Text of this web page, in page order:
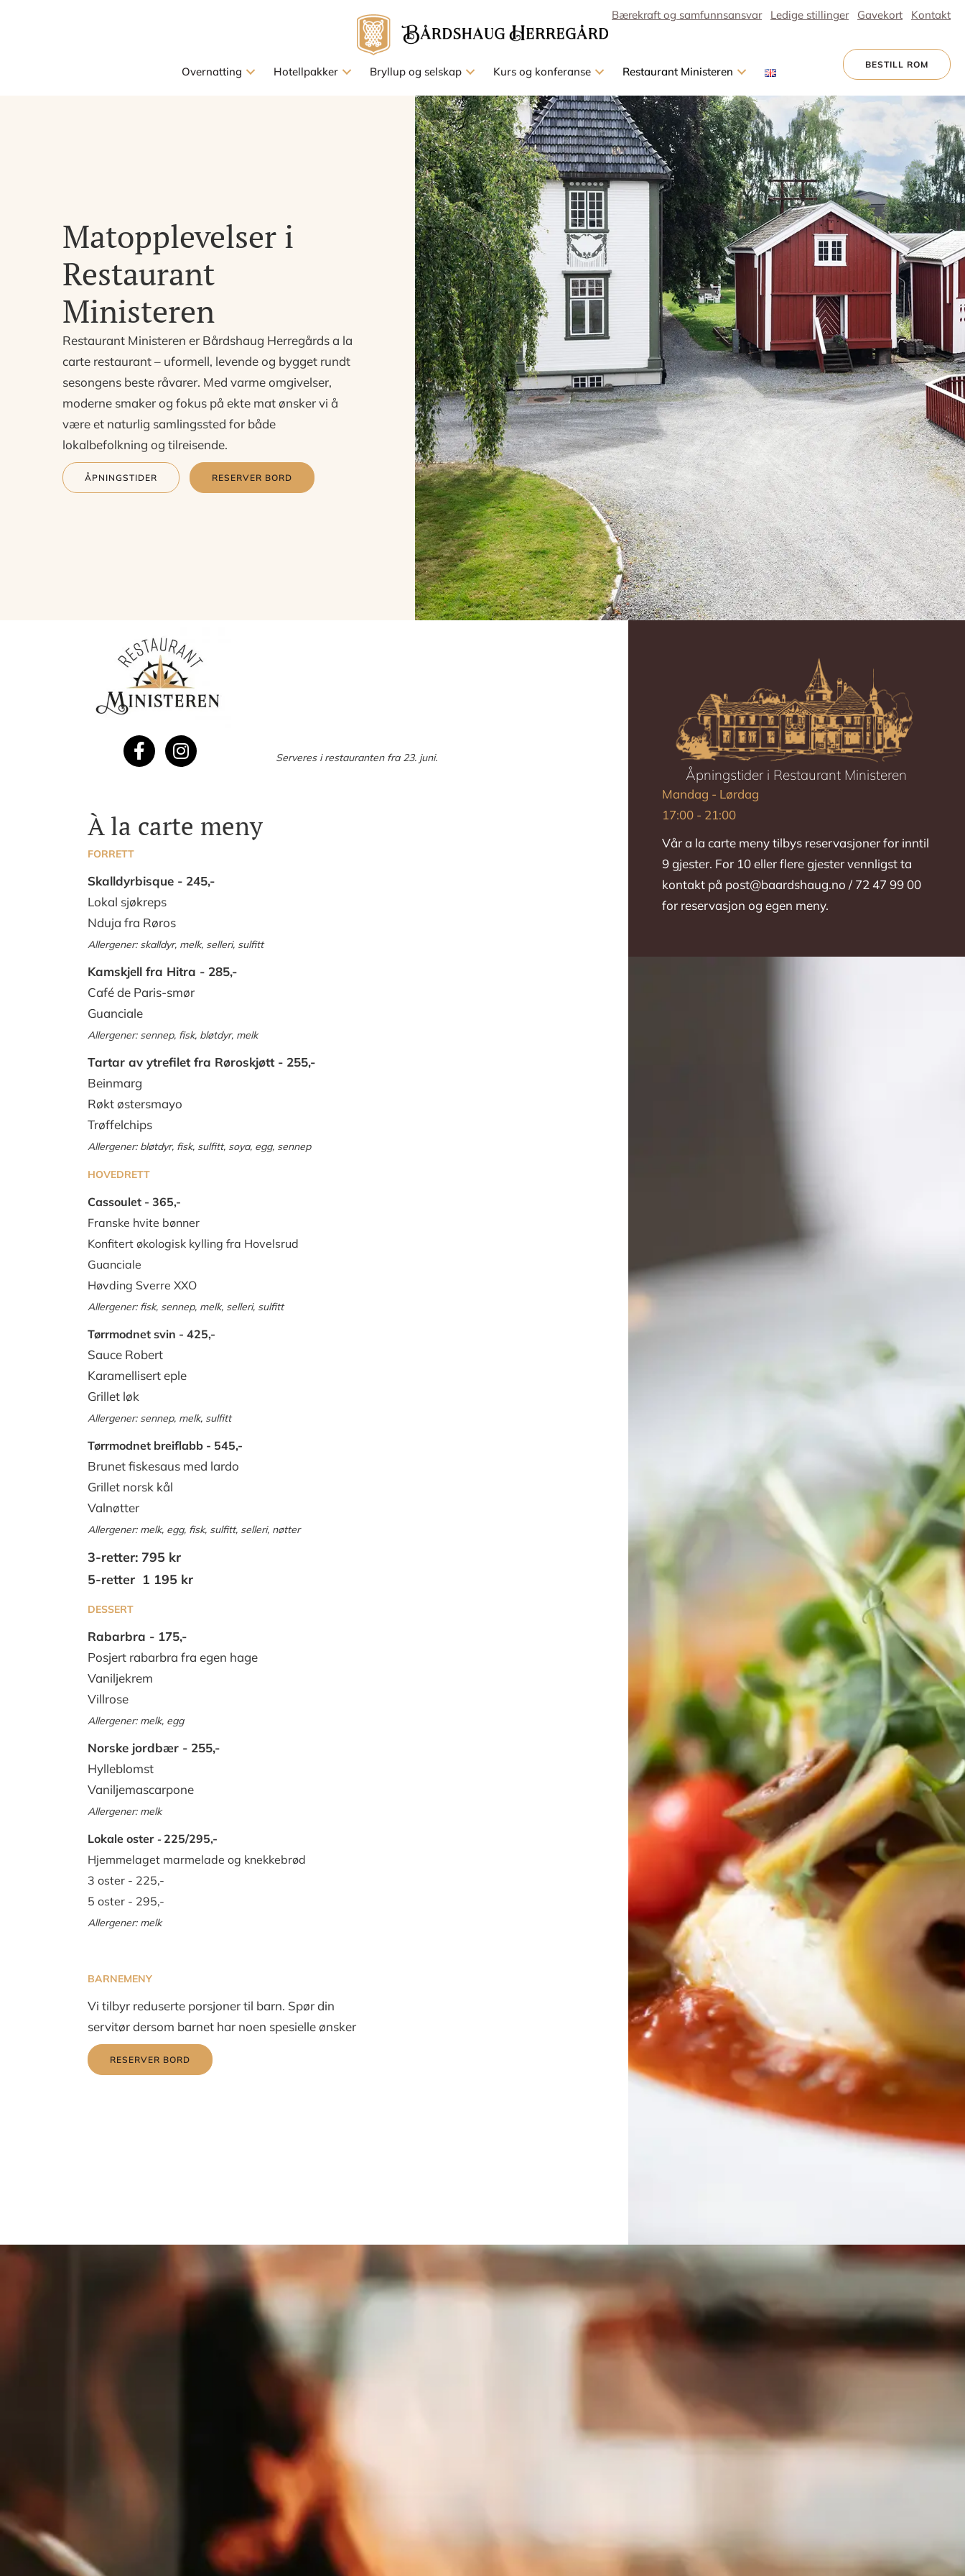
Bærekraft og samfunnsansvar Ledige stillinger Gavekort Kontakt
Overnatting Hotellpakker Bryllup og selskap Kurs og konferanse Restaurant Ministeren
BESTILL ROM
Matopplevelser i
Restaurant
Ministeren
Restaurant Ministeren er Bårdshaug Herregårds a la
carte restaurant – uformell, levende og bygget rundt
sesongens beste råvarer. Med varme omgivelser,
moderne smaker og fokus på ekte mat ønsker vi å
være et naturlig samlingssted for både
lokalbefolkning og tilreisende.
ÅPNINGSTIDER RESERVER BORD
Serveres i restauranten fra 23. juni.
À la carte meny
FORRETT
Skalldyrbisque - 245,-
Lokal sjøkreps
Nduja fra Røros
Allergener: skalldyr, melk, selleri, sulfitt
Kamskjell fra Hitra - 285,-
Café de Paris-smør
Guanciale
Allergener: sennep, fisk, bløtdyr, melk
Tartar av ytrefilet fra Røroskjøtt - 255,-
Beinmarg
Røkt østersmayo
Trøffelchips
Allergener: bløtdyr, fisk, sulfitt, soya, egg, sennep
HOVEDRETT
Cassoulet - 365,-
Franske hvite bønner
Konfitert økologisk kylling fra Hovelsrud
Guanciale
Høvding Sverre XXO
Allergener: fisk, sennep, melk, selleri, sulfitt
Tørrmodnet svin - 425,-
Sauce Robert
Karamellisert eple
Grillet løk
Allergener: sennep, melk, sulfitt
Tørrmodnet breiflabb - 545,-
Brunet fiskesaus med lardo
Grillet norsk kål
Valnøtter
Allergener: melk, egg, fisk, sulfitt, selleri, nøtter
3-retter: 795 kr
5-retter 1 195 kr
DESSERT
Rabarbra - 175,-
Posjert rabarbra fra egen hage
Vaniljekrem
Villrose
Allergener: melk, egg
Norske jordbær - 255,-
Hylleblomst
Vaniljemascarpone
Allergener: melk
Lokale oster- 225/295,-
Hjemmelaget marmelade og knekkebrød
3 oster - 225,-
5 oster - 295,-
Allergener: melk
BARNEMENY
Vi tilbyr reduserte porsjoner til barn. Spør din
servitør dersom barnet har noen spesielle ønsker
RESERVER BORD
Åpningstider i Restaurant Ministeren
Mandag - Lørdag
17:00 - 21:00
Vår a la carte meny tilbys reservasjoner for inntil
9 gjester. For 10 eller flere gjester vennligst ta
kontakt på post@baardshaug.no / 72 47 99 00
for reservasjon og egen meny.